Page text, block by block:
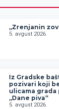
„Zrenjanin
5. avgust 2026.
Iz Gradske
pozivari koji
ulicama grada
„Dane piva“
5. avgust 2026.